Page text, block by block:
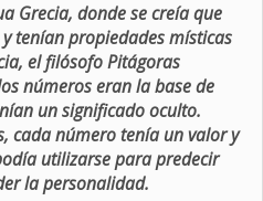
Grecia, donde se creía que
tenían propiedades místicas
el filósofo Pitágoras
números eran la base de
un significado oculto.
cada número tenía un valor y
utilizarse para predecir
la personalidad.